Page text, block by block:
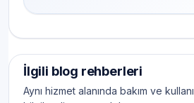
İlgili blog rehberleri
Aynı hizmet alanında bakım ve